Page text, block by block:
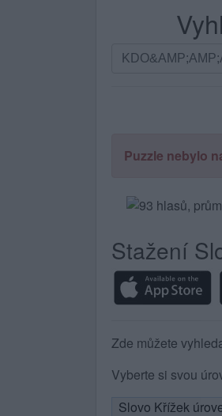
Vyhledávání
písmena
Puzzle nebylo
Stažení
Zde můžete
Vyberte si svou
Slovo Křížek